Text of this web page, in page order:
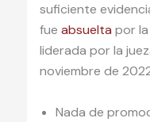
suficiente
fue absuelta por
liderada por la
noviembre de
Nada de